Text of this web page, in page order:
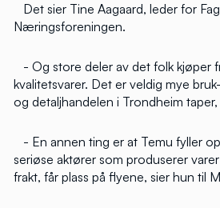
Det sier Tine Aagaard, leder for
Næringsforeningen.
- Og store deler av det folk kjøper
kvalitetsvarer. Det er veldig mye
og detaljhandelen i Trondheim
- En annen ting er at Temu fyller
seriøse aktører som produserer
frakt, får plass på flyene, sier hun til